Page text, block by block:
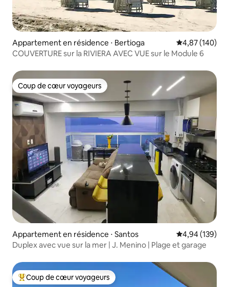
Appartement en résidence ⋅ Bertioga Évaluation
4,87 (140)
COUVERTURE sur la RIVIERA AVEC VUE sur le Module 6
Coup de cœur voyageurs
Coup de cœur voyageurs
Appartement en résidence ⋅ Santos Évaluation
4,94 (139)
Duplex avec vue sur la mer | J. Menino | Plage et garage
Coups de cœur voyageurs les plus appréciés
Coup de cœur voyageurs